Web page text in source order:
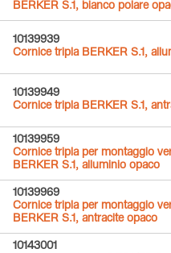
BERKER S.1, bianco polare
10139939
Cornice tripla BERKER S.1,
10139949
Cornice tripla BERKER S.1,
10139959
Cornice tripla per montaggio
BERKER S.1, alluminio opaco
10139969
Cornice tripla per montaggio
BERKER S.1, antracite opaco
10143001